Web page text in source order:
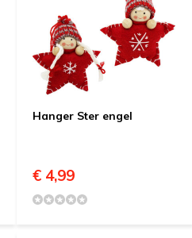
Hanger Ster engel
€ 4,99